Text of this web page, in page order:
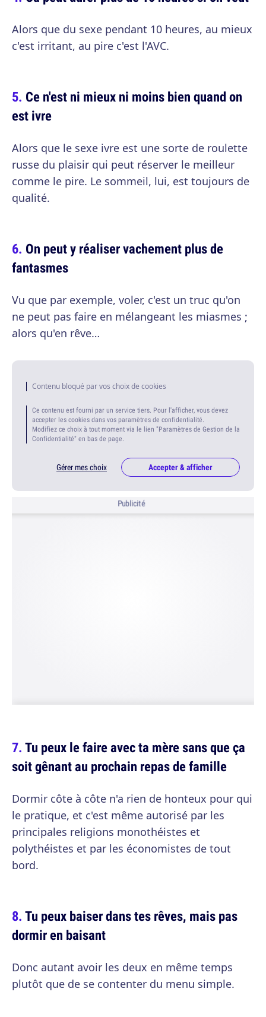
Alors que du sexe pendant 10 heures, au mieux
c'est irritant, au pire c'est l'AVC.
Ce n'est ni mieux ni moins bien quand on
est ivre
Alors que le sexe ivre est une sorte de roulette
russe du plaisir qui peut réserver le meilleur
comme le pire. Le sommeil, lui, est toujours de
qualité.
On peut y réaliser vachement plus de
fantasmes
Vu que par exemple, voler, c'est un truc qu'on
ne peut pas faire en mélangeant les miasmes ;
alors qu'en rêve…
Contenu bloqué par vos choix de cookies
Ce contenu est fourni par un service tiers. Pour l'afficher, vous devez
accepter les cookies dans vos paramètres de confidentialité.
Modifiez ce choix à tout moment via le lien "Paramètres de Gestion de la
Confidentialité" en bas de page.
Gérer mes choix Accepter & afficher
Publicité
Tu peux le faire avec ta mère sans que ça
soit gênant au prochain repas de famille
Dormir côte à côte n'a rien de honteux pour qui
le pratique, et c'est même autorisé par les
principales religions monothéistes et
polythéistes et par les économistes de tout
bord.
Tu peux baiser dans tes rêves, mais pas
dormir en baisant
Donc autant avoir les deux en même temps
plutôt que de se contenter du menu simple.